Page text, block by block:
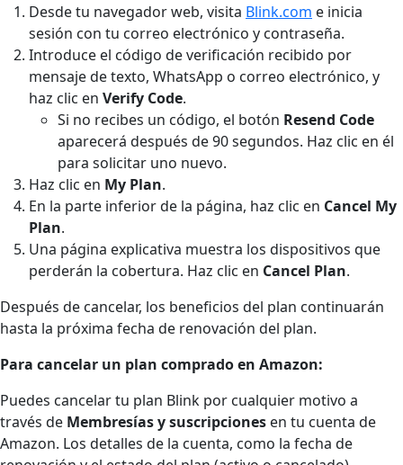
Desde tu navegador web, visita Blink.com e inicia
sesión con tu correo electrónico y contraseña.
Introduce el código de verificación recibido por
mensaje de texto, WhatsApp o correo electrónico, y
haz clic en Verify Code.
Si no recibes un código, el botón Resend Code
aparecerá después de 90 segundos. Haz clic en él
para solicitar uno nuevo.
Haz clic en My Plan.
En la parte inferior de la página, haz clic en Cancel My
Plan.
Una página explicativa muestra los dispositivos que
perderán la cobertura. Haz clic en Cancel Plan.
Después de cancelar, los beneficios del plan continuarán
hasta la próxima fecha de renovación del plan.
Para cancelar un plan comprado en Amazon:
Puedes cancelar tu plan Blink por cualquier motivo a
través de Membresías y suscripciones en tu cuenta de
Amazon. Los detalles de la cuenta, como la fecha de